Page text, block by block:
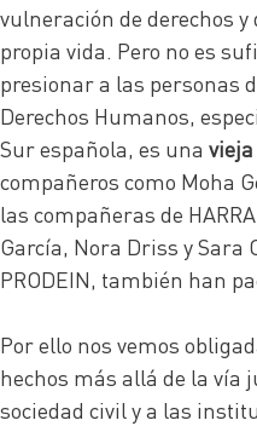
vulneración de derechos
propia vida. Pero no es
presionar a las personas
Derechos Humanos,
Sur española, es una
compañeros como Moha
las compañeras de
García, Nora Driss y Sara
PRODEIN, también han
Por ello nos vemos
hechos más allá de la vía
sociedad civil y a las